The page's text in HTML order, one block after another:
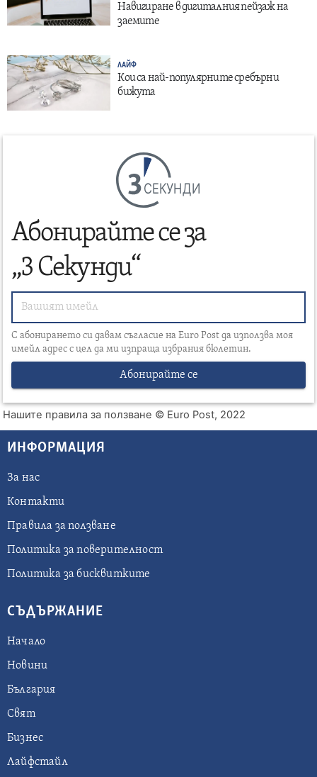
Навигиране в дигиталния пейзаж на
заемите
ЛАЙФ
Кои са най-популярните сребърни
бижута
СЕКУНДИ
Абонирайте се за
„3 Секунди“
С абонирането си давам съгласие на Euro Post да използва моя
имейл адрес с цел да ми изпраща избрания бюлетин.
Абонирайте се
Нашите правила за ползване © Euro Post, 2022
ИНФОРМАЦИЯ
За нас
Контакти
Правила за ползване
Политика за поверителност
Политика за бисквитките
СЪДЪРЖАНИЕ
Начало
Новини
България
Свят
Бизнес
Лайфстайл